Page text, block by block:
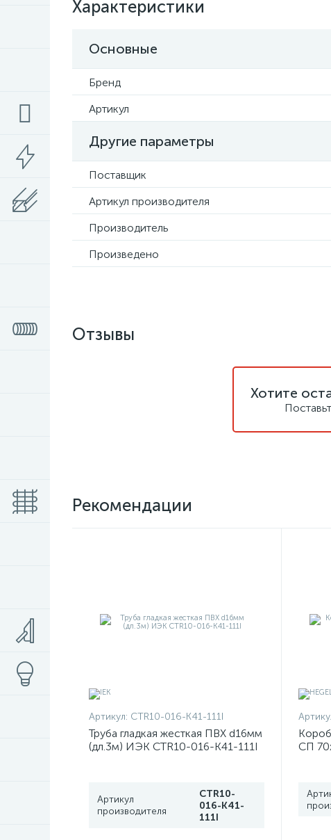
Характеристики
Основные
Бренд
Артикул
Другие параметры
Поставщик
Артикул производителя
Производитель
Произведено
Отзывы
Хотите
Рекомендации
Артикул: CTR10-016-K41-111I
Труба гладкая жесткая ПВХ d16мм
(дл.3м) ИЭК CTR10-016-K41-111I
Артикул
производителя
CTR10-
016-K41-
111I
СП